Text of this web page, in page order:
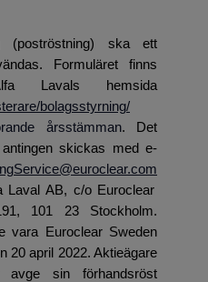
(poströstning) ska ett
Formuläret finns
Lavals hemsida
bolagsstyrning/
årsstämman. Det
skickas med e-
Laval AB, c/o Euroclear
101 23 Stockholm.
vara Euroclear Sweden
20 april 2022. Aktieägare
sin förhandsröst